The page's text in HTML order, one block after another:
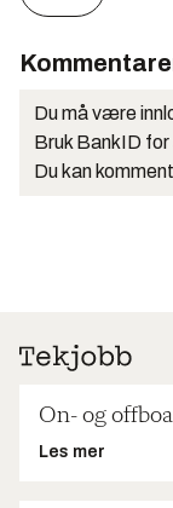
Du må være
Bruk BankID
Du kan
On- og
Les mer